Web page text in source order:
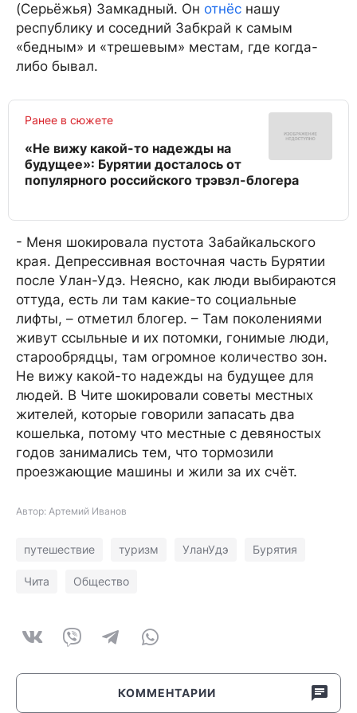
(Серьёжья) Замкадный. Он отнёс нашу
республику и соседний Забкрай к самым
«бедным» и «трешевым» местам, где когда-
либо бывал.
Ранее в сюжете
«Не вижу какой-то надежды на
будущее»: Бурятии досталось от
популярного российского трэвэл-блогера
- Меня шокировала пустота Забайкальского
края. Депрессивная восточная часть Бурятии
после Улан-Удэ. Неясно, как люди выбираются
оттуда, есть ли там какие-то социальные
лифты, – отметил блогер. – Там поколениями
живут ссыльные и их потомки, гонимые люди,
старообрядцы, там огромное количество зон.
Не вижу какой-то надежды на будущее для
людей. В Чите шокировали советы местных
жителей, которые говорили запасать два
кошелька, потому что местные с девяностых
годов занимались тем, что тормозили
проезжающие машины и жили за их счёт.
Автор: Артемий Иванов
путешествие туризм УланУдэ Бурятия
Чита Общество
КОММЕНТАРИИ